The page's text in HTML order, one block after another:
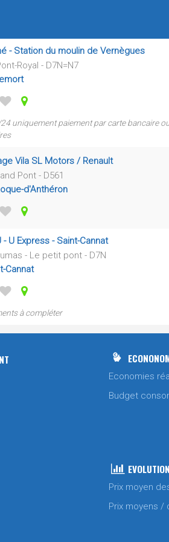
- Station du moulin de Vernègues
Royal - D7N=N7
uniquement paiement par carte bancaire
Vila SL Motors / Renault
Pont - D561
d'Anthéron
U Express - Saint-Cannat
- Le petit pont - D7N
Cannat
à compléter
Economies
Budget
Prix moyen
Prix moyens /